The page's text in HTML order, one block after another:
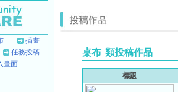
插畫
任務投稿
畫面
桌布類投稿作品
標題